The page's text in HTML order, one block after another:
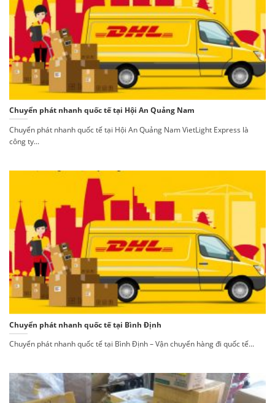
Chuyển phát nhanh quốc tế tại Hội An Quảng Nam
Chuyển phát nhanh quốc tế tại Hội An Quảng Nam VietLight Express là
công ty...
Chuyển phát nhanh quốc tế tại Bình Định
Chuyển phát nhanh quốc tế tại Bình Định – Vận chuyển hàng đi quốc tế...